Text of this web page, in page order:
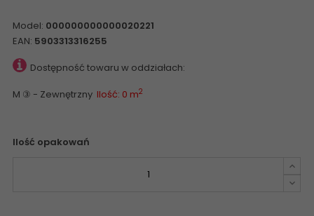
Model: 000000000000020221
EAN: 5903313316255
Dostępność towaru w oddziałach:
M ③ - Zewnętrzny Ilość: 0 m2
Ilość opakowań